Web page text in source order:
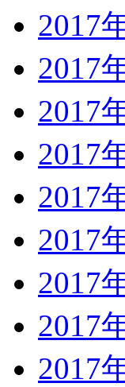
2017
2017
2017
2017
2017
2017
2017
2017
2017